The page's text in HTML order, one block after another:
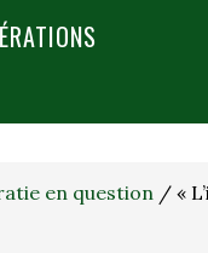
en question / «